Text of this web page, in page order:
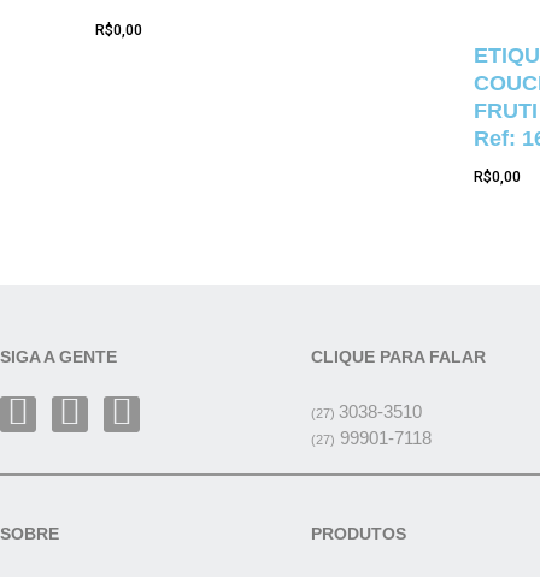
R$0,00
Ref:
R$0,00
SIGA A GENTE CLIQUE PARA FALAR
(27) 3038-3510
(27) 99901-7118
SOBRE PRODUTOS